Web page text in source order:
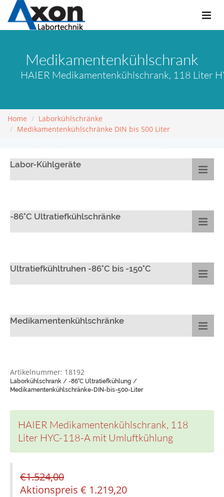
Medikamentenkühlschrank
HAIER Medikamentenkühlschrank, 118 Liter
Home
Laborkühlschränke
Medikamentenkühlschränke DIN bis 500 Liter
Labor-Kühlgeräte
-86°C Ultratiefkühlschränke
Ultratiefkühltruhen -86°C bis -150°C
Medikamentenkühlschränke
Artikelnummer: 18192
Laborkühlschrank / -86°C Ultratiefkühlung /
Medikamentenkühlschränke-DIN-bis-500-Liter
HAIER Medikamentenkühlschrank, 118
Liter HYC-118-A mit Umluftkühlung
€1.524,00
Aktionspreis € 1.219,20